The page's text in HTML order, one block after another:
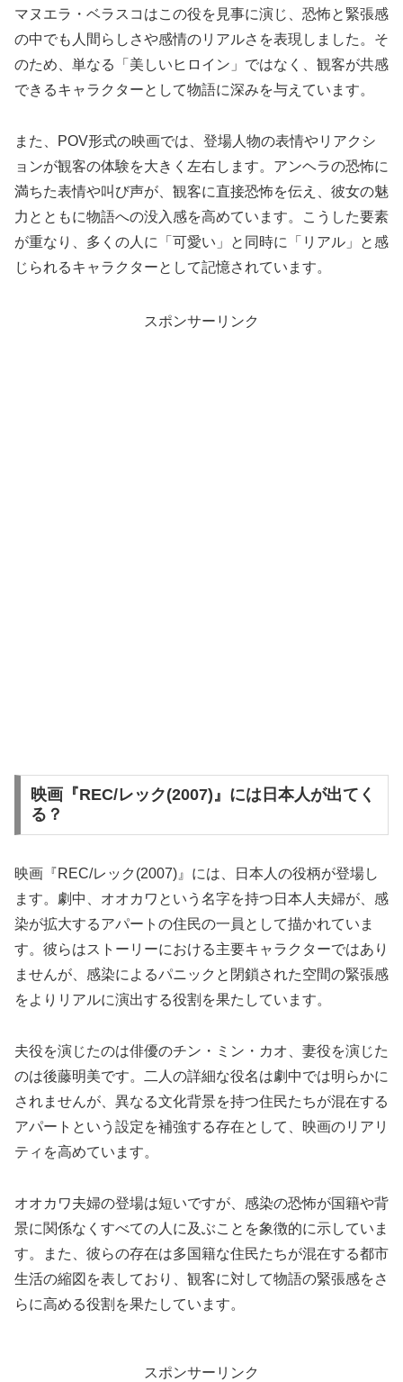
マヌエラ・ベラスコはこの役を見事に演じ、恐怖と緊張感
の中でも人間らしさや感情のリアルさを表現しました。そ
のため、単なる「美しいヒロイン」ではなく、観客が共感
できるキャラクターとして物語に深みを与えています。
また、POV形式の映画では、登場人物の表情やリアクシ
ョンが観客の体験を大きく左右します。アンヘラの恐怖に
満ちた表情や叫び声が、観客に直接恐怖を伝え、彼女の魅
力とともに物語への没入感を高めています。こうした要素
が重なり、多くの人に「可愛い」と同時に「リアル」と感
じられるキャラクターとして記憶されています。
スポンサーリンク
映画『REC/レック(2007)』には日本人が出てく
る？
映画『REC/レック(2007)』には、日本人の役柄が登場し
ます。劇中、オオカワという名字を持つ日本人夫婦が、感
染が拡大するアパートの住民の一員として描かれていま
す。彼らはストーリーにおける主要キャラクターではあり
ませんが、感染によるパニックと閉鎖された空間の緊張感
をよりリアルに演出する役割を果たしています。
夫役を演じたのは俳優のチン・ミン・カオ、妻役を演じた
のは後藤明美です。二人の詳細な役名は劇中では明らかに
されませんが、異なる文化背景を持つ住民たちが混在する
アパートという設定を補強する存在として、映画のリアリ
ティを高めています。
オオカワ夫婦の登場は短いですが、感染の恐怖が国籍や背
景に関係なくすべての人に及ぶことを象徴的に示していま
す。また、彼らの存在は多国籍な住民たちが混在する都市
生活の縮図を表しており、観客に対して物語の緊張感をさ
らに高める役割を果たしています。
スポンサーリンク